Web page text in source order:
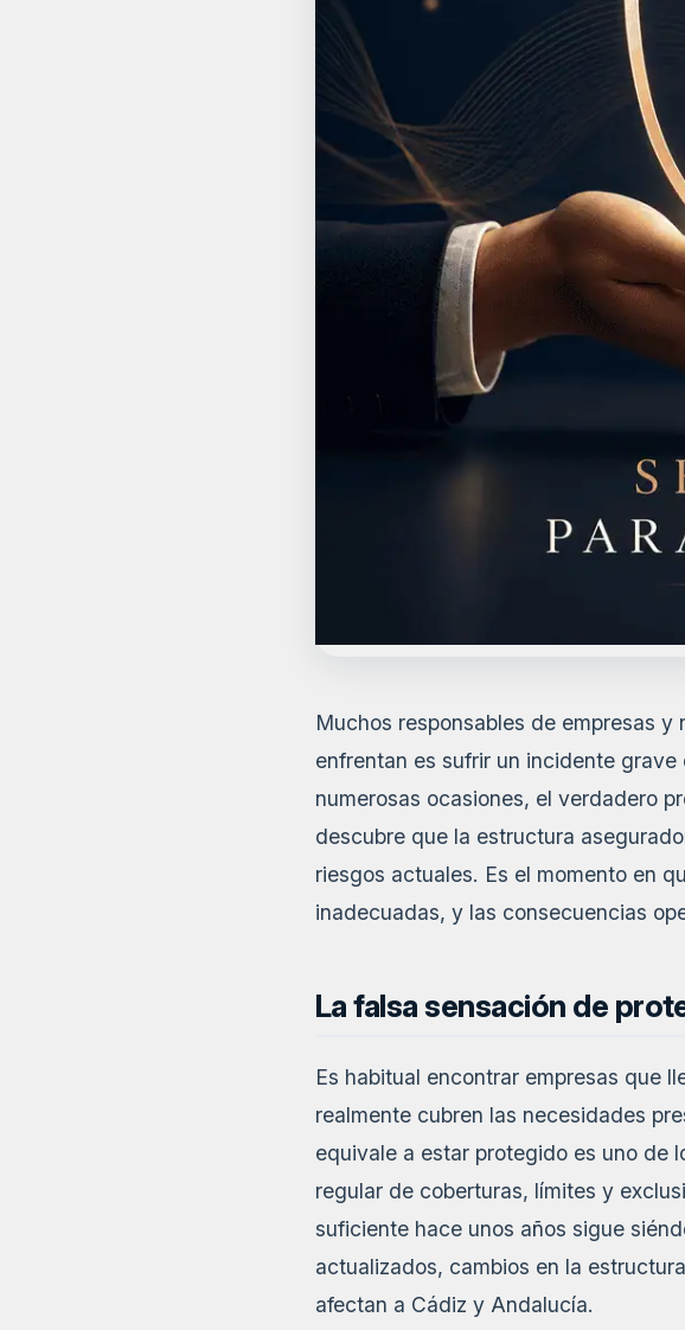
Muchos responsables de empresas
enfrentan es sufrir un incidente
numerosas ocasiones, el verdadero
descubre que la estructura
riesgos actuales. Es el momento en
inadecuadas, y las consecuencias
La falsa sensación de
Es habitual encontrar empresas que
realmente cubren las necesidades
equivale a estar protegido es uno de
regular de coberturas, límites y
suficiente hace unos años sigue
actualizados, cambios en la
afectan a Cádiz y Andalucía.